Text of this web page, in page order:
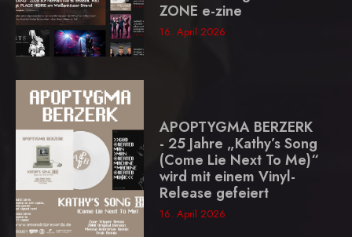
ZONE e-zine
16. April 2026
APOPTYGMA BERZERK
- 25 Jahre „Kathy’s Song
(Come Lie Next To Me)“
wird mit einem Vinyl-
Release gefeiert
16. April 2026